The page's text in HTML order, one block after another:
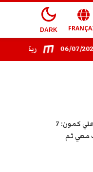
DARK
ريكاب سبور - 08/07/2026
الموسيقي محمد علي كمون: 7
معي ثم